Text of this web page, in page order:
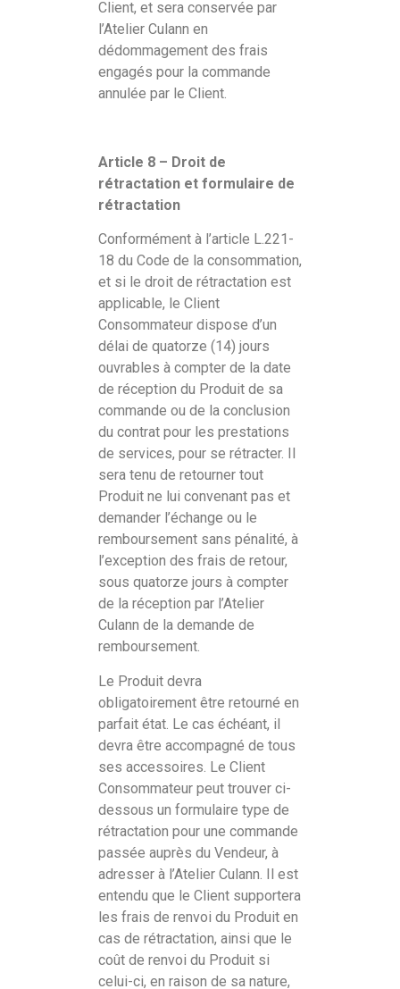
Client, et sera conservée par
l’Atelier Culann en
dédommagement des frais
engagés pour la commande
annulée par le Client.
Article 8 – Droit de
rétractation et formulaire de
rétractation
Conformément à l’article L.221-
18 du Code de la consommation,
et si le droit de rétractation est
applicable, le Client
Consommateur dispose d’un
délai de quatorze (14) jours
ouvrables à compter de la date
de réception du Produit de sa
commande ou de la conclusion
du contrat pour les prestations
de services, pour se rétracter. Il
sera tenu de retourner tout
Produit ne lui convenant pas et
demander l’échange ou le
remboursement sans pénalité, à
l’exception des frais de retour,
sous quatorze jours à compter
de la réception par l’Atelier
Culann de la demande de
remboursement.
Le Produit devra
obligatoirement être retourné en
parfait état. Le cas échéant, il
devra être accompagné de tous
ses accessoires. Le Client
Consommateur peut trouver ci-
dessous un formulaire type de
rétractation pour une commande
passée auprès du Vendeur, à
adresser à l’Atelier Culann. Il est
entendu que le Client supportera
les frais de renvoi du Produit en
cas de rétractation, ainsi que le
coût de renvoi du Produit si
celui-ci, en raison de sa nature,